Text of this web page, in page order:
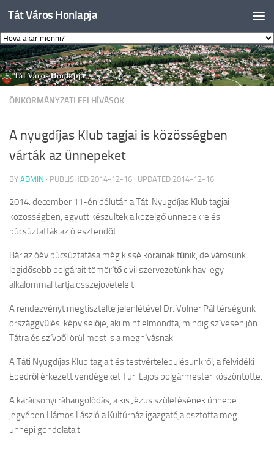
Skip to content
Tát Város Honlapja
ÖNKORMÁNYZATI FELHÍVÁSOK
A nyugdíjas Klub tagjai is közösségben
várták az ünnepeket
BY ADMIN · PUBLISHED 2014-12-16 · UPDATED 2014-12-16
2014. december 11-én délután a Táti Nyugdíjas Klub tagjai
közösségben, együtt készültek a közelgő ünnepekre és
búcsúztatták az ó esztendőt.
Bár az óév búcsúztatása még kissé korainak tűnik, de városunk
legidősebb polgárait tömörítő civil szervezetünk havi egy
alkalommal tartja összejöveteleit.
A rendezvényt megtisztelte jelenlétével Dr. Völner Pál térségünk
országgyűlési képviselője, aki mint elmondta, mindig szívesen jön
Tátra és szívből örül most is a meghívásnak.
A Táti Nyugdíjas Klub tagjait és testvértelepülésünkről, a felvidéki
Ebedről érkezett vendégeket Turi Lajos polgármester köszöntötte.
A karácsonyi ráhangolódás, a kis Jézus születésének ünnepe
jegyében Hámos László a Kultúrház igazgatója osztotta meg
ünnepi gondolatait.